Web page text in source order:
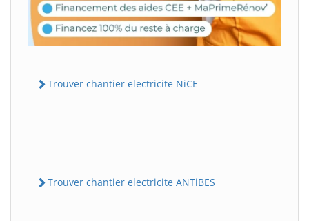
Trouver chantier electricite NiCE
Trouver chantier electricite ANTiBES